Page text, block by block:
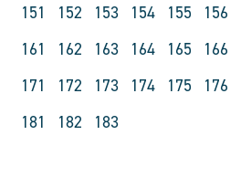
151
152 153 154 155 156
161
162 163 164 165 166
171
172 173 174 175 176
181
182 183